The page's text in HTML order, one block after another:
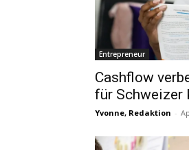
Entrepreneur
Cashflow
für Schweizer
Yvonne, Redaktion -